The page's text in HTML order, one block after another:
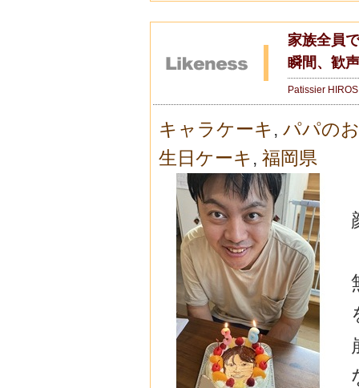
家族全員
瞬間、歓
Patissier
キャラケーキ , パパの
生日ケーキ , 福岡県